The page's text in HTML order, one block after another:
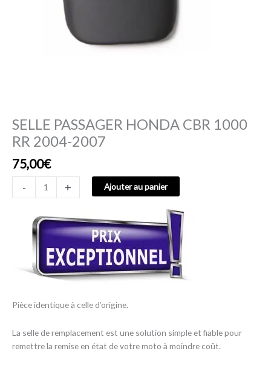
SELLE PASSAGER HONDA CBR 1000
RR 2004-2007
75,00€
- + Ajouter au panier
Pièce identique à celle d’origine.
La selle de remplacement est une solution simple et fiable pour
remettre la remise en état de votre moto à moindre coût.